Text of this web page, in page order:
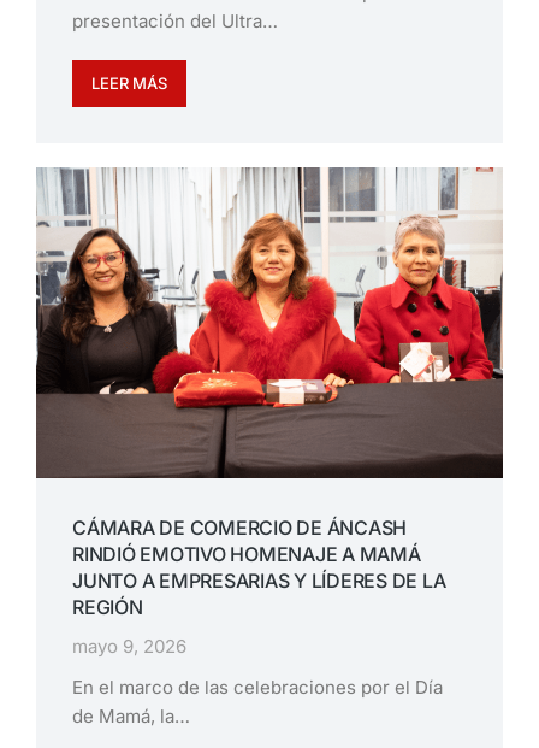
presentación del Ultra…
LEER MÁS
CÁMARA DE COMERCIO DE ÁNCASH
RINDIÓ EMOTIVO HOMENAJE A MAMÁ
JUNTO A EMPRESARIAS Y LÍDERES DE LA
REGIÓN
mayo 9, 2026
En el marco de las celebraciones por el Día
de Mamá, la…